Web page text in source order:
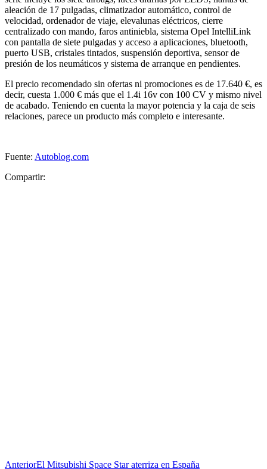
aleación de 17 pulgadas, climatizador automático, control de
velocidad, ordenador de viaje, elevalunas eléctricos, cierre
centralizado con mando, faros antiniebla, sistema Opel IntelliLink
con pantalla de siete pulgadas y acceso a aplicaciones, bluetooth,
puerto USB, cristales tintados, suspensión deportiva, sensor de
presión de los neumáticos y sistema de arranque en pendientes.
El precio recomendado sin ofertas ni promociones es de 17.640 €, es
decir, cuesta 1.000 € más que el 1.4i 16v con 100 CV y mismo nivel
de acabado. Teniendo en cuenta la mayor potencia y la caja de seis
relaciones, parece un producto más completo e interesante.
Fuente: Autoblog.com
Compartir:
AnteriorEl Mitsubishi Space Star aterriza en España